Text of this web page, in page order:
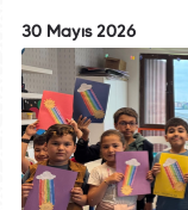
30 Mayıs 2026